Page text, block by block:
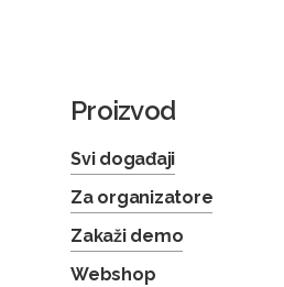
Proizvod
Svi događaji
Za organizatore
Zakaži demo
Webshop